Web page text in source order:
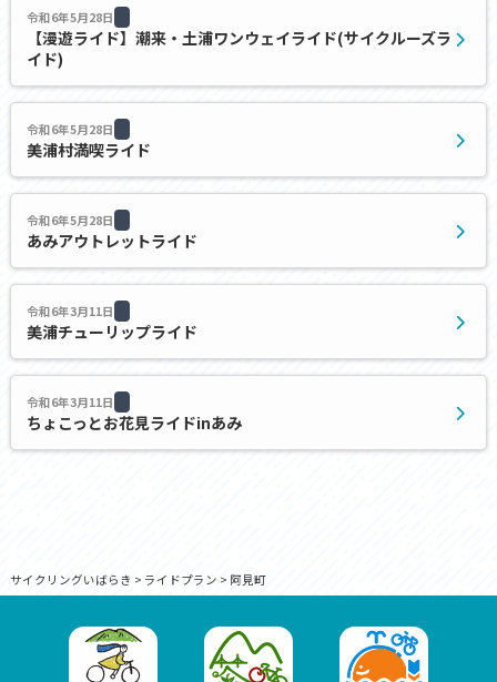
令和6年5月28日
【漫遊ライド】潮来・土浦ワンウェイライド(サイクルーズラ
イド)
令和6年5月28日
美浦村満喫ライド
令和6年5月28日
あみアウトレットライド
令和6年3月11日
美浦チューリップライド
令和6年3月11日
ちょこっとお花見ライドinあみ
サイクリングいばらき > ライドプラン > 阿見町